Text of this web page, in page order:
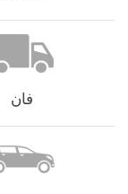
فان